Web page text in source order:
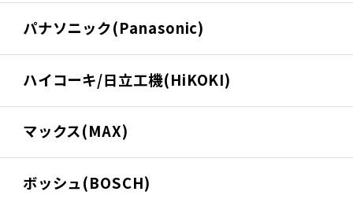
パナソニック(Panasonic)
ハイコーキ/日立工機(HiKOKI)
マックス(MAX)
ボッシュ(BOSCH)